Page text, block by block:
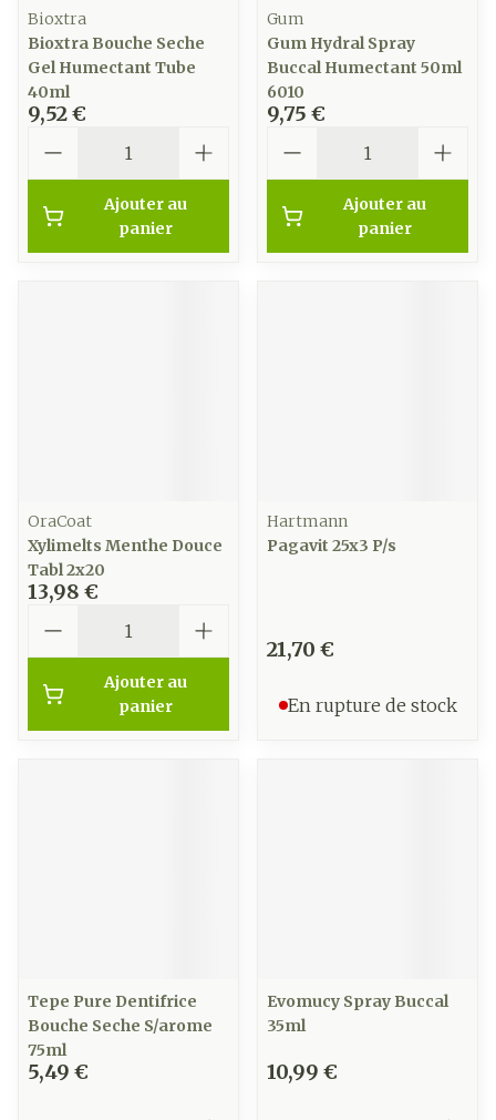
Bioxtra
Bioxtra Bouche Seche
Gel Humectant Tube
40ml
9,52 €
Ajouter au
panier
Gum
Gum Hydral Spray
Buccal Humectant 50ml
6010
9,75 €
Ajouter au
panier
OraCoat
Xylimelts Menthe Douce
Tabl 2x20
13,98 €
Ajouter au
panier
Hartmann
Pagavit 25x3 P/s
21,70 €
En rupture de stock
Tepe Pure Dentifrice
Bouche Seche S/arome
75ml
5,49 €
Evomucy Spray Buccal
35ml
10,99 €